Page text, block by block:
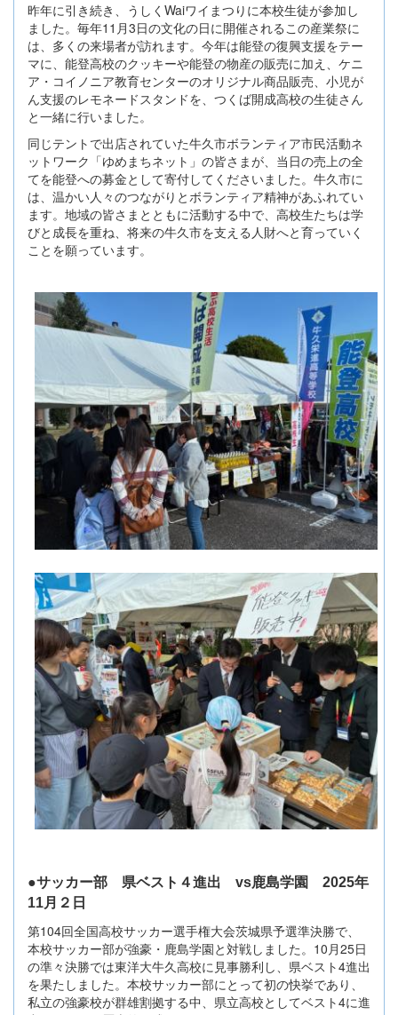
昨年に引き続き、うしくWaiワイまつりに本校生徒が参加し
ました。毎年11月3日の文化の日に開催されるこの産業祭に
は、多くの来場者が訪れます。今年は能登の復興支援をテー
マに、能登高校のクッキーや能登の物産の販売に加え、ケニ
ア・コイノニア教育センターのオリジナル商品販売、小児が
ん支援のレモネードスタンドを、つくば開成高校の生徒さん
と一緒に行いました。
同じテントで出店されていた牛久市ボランティア市民活動ネ
ットワーク「ゆめまちネット」の皆さまが、当日の売上の全
てを能登への募金として寄付してくださいました。牛久市に
は、温かい人々のつながりとボランティア精神があふれてい
ます。地域の皆さまとともに活動する中で、高校生たちは学
びと成長を重ね、将来の牛久市を支える人財へと育っていく
ことを願っています。
●サッカー部 県ベスト４進出 vs鹿島学園 2025年
11月２日
第104回全国高校サッカー選手権大会茨城県予選準決勝で、
本校サッカー部が強豪・鹿島学園と対戦しました。10月25日
の準々決勝では東洋大牛久高校に見事勝利し、県ベスト4進出
を果たしました。本校サッカー部にとって初の快挙であり、
私立の強豪校が群雄割拠する中、県立高校としてベスト4に進